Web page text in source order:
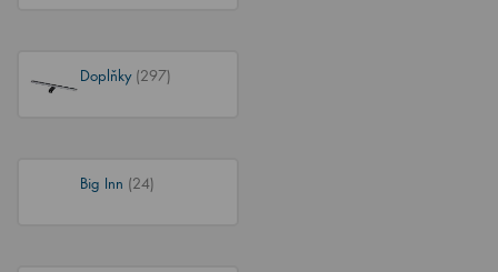
Doplňky (297)
Big Inn (24)